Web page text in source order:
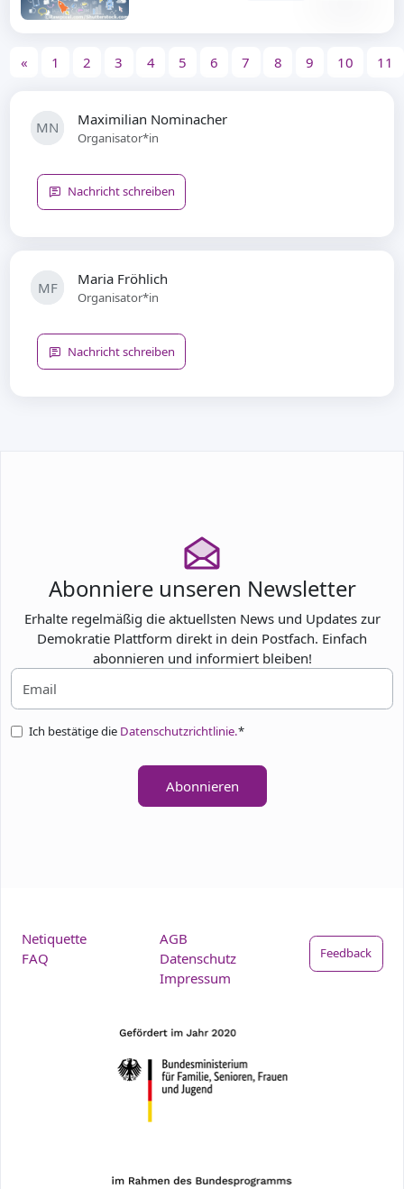
« 1 2 3 4 5 6 7 8 9 10 11
MN Maximilian Nominacher
Organisator*in
Nachricht schreiben
MF Maria Fröhlich
Organisator*in
Nachricht schreiben
Abonniere unseren Newsletter
Erhalte regelmäßig die aktuellsten News und Updates zur
Demokratie Plattform direkt in dein Postfach. Einfach
abonnieren und informiert bleiben!
Ich bestätige die Datenschutzrichtlinie.*
Abonnieren
Netiquette
FAQ
AGB
Datenschutz
Impressum
Feedback